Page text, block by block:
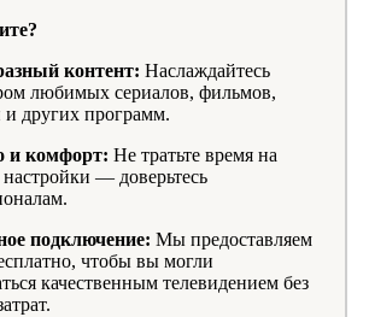
контент: Наслаждайтесь
любимых сериалов, фильмов,
и других программ.
и комфорт: Не тратьте время на
— доверьтесь
подключение: Мы предоставляем
чтобы вы могли
качественным телевидением без